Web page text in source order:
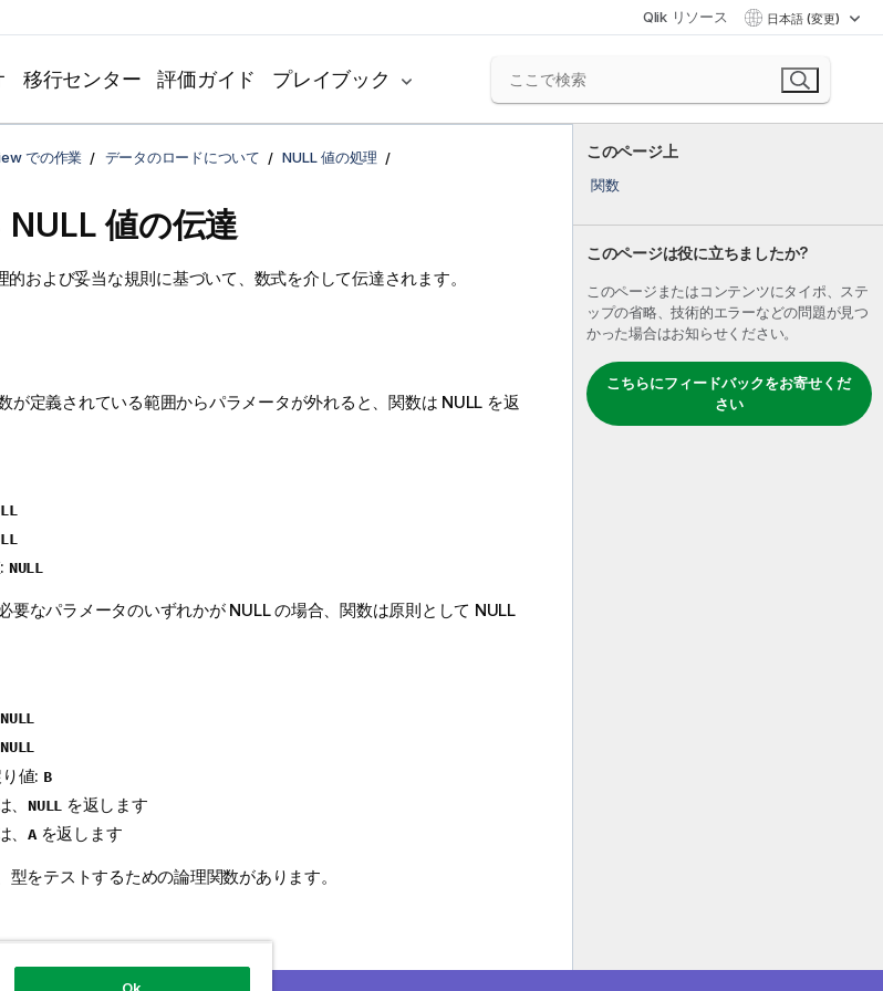
Qlik リソース 日本語 (変更)
移行センター 評価ガイド プレイブック
このページ上
関数
このページは役に立ちましたか?
このページまたはコンテンツにタイポ、ステ
ップの省略、技術的エラーなどの問題が見つ
かった場合はお知らせください。
こちらにフィードバックをお寄せくだ
さい
での作業 データのロードについて NULL 値の処理
NULL値の伝達
および妥当な規則に基づいて、数式を介して伝達されます。
が定義されている範囲からパラメータが外れると、関数は NULL を返
NULL
要なパラメータのいずれかが NULLの場合、関数は原則として NULL
NULL
NULL
値: B
、 NULL を返します
、 Aを返します
をテストするための論理関数があります。